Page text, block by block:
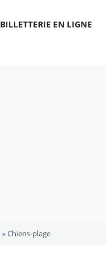
BILLETTERIE EN LIGNE
» Chiens-plage